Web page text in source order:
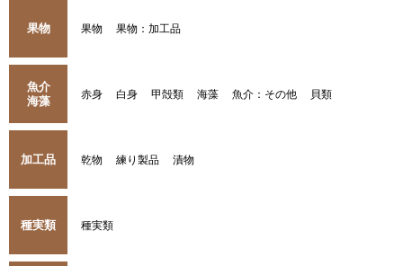
果物 果物 果物：加工品
魚介
海藻
赤身 白身 甲殻類 海藻 魚介：その他 貝類
加工品 乾物 練り製品 漬物
種実類 種実類